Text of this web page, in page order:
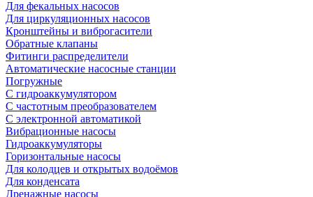
Для фекальных насосов
Для циркуляционных насосов
Кронштейны и виброгасители
Обратные клапаны
Фитинги распределители
Автоматические насосные станции
Погружные
С гидроаккумулятором
С частотным преобразователем
С электронной автоматикой
Вибрационные насосы
Гидроаккумуляторы
Горизонтальные насосы
Для колодцев и открытых водоёмов
Для конденсата
Дренажные насосы